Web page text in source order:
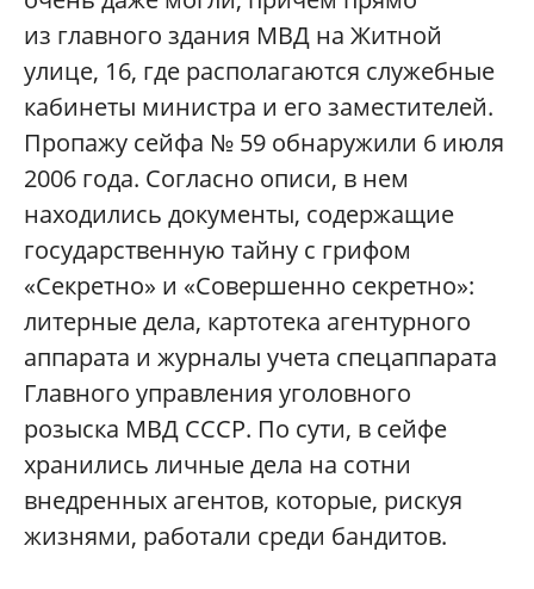
из главного здания МВД на Житной
улице, 16, где располагаются служебные
кабинеты министра и его заместителей.
Пропажу сейфа № 59 обнаружили 6 июля
2006 года. Согласно описи, в нем
находились документы, содержащие
государственную тайну с грифом
«Секретно» и «Совершенно секретно»:
литерные дела, картотека агентурного
аппарата и журналы учета спецаппарата
Главного управления уголовного
розыска МВД СССР. По сути, в сейфе
хранились личные дела на сотни
внедренных агентов, которые, рискуя
жизнями, работали среди бандитов.